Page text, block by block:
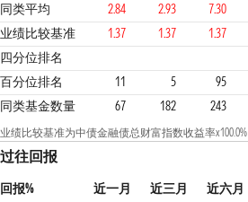
同类平均
2.84 2.93 7.30
业绩比较基准
1.37 1.37 1.37
四分位排名
1 1 4
4
百分位排名 11 5 95
同类基金数量
67 182 243
业绩比较基准为中债金融债总财富指数收益率x100.0%
过往回报
回报% 近一月 近三月 近六月